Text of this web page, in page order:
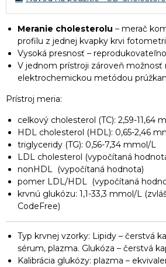
Meranie cholesterolu – merač
profilu z jednej kvapky krvi
Vysoká presnosť –
V jednom prístroji zároveň možnosť
elektrochemickou metódou
Prístroj meria:
celkový cholesterol (TC): 2,59-11,64
HDL cholesterol (HDL): 0,65-2,46
triglyceridy (TG): 0,56-7,34 mmol/L
LDL cholesterol (vypočítaná
nonHDL (vypočítaná hodnota)
pomer LDL/HDL (vypočítaná
krvnú glukózu: 1,1-33,3 mmol/L
CodeFree)
Typ krvnej vzorky: Lipidy – čerstvá
sérum, plazma. Glukóza – čerstvá
Kalibrácia glukózy: plazma –